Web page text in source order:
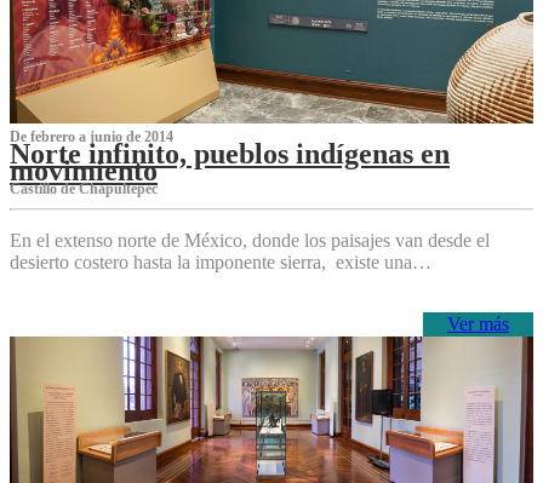
De febrero a junio de 2014
Norte infinito, pueblos indígenas en
movimiento
Castillo de Chapultepec
En el extenso norte de México, donde los paisajes van desde el
desierto costero hasta la imponente sierra, existe una…
Ver más